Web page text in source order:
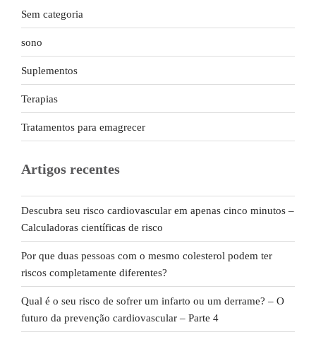
Sem categoria
sono
Suplementos
Terapias
Tratamentos para emagrecer
Artigos recentes
Descubra seu risco cardiovascular em apenas cinco minutos –
Calculadoras científicas de risco
Por que duas pessoas com o mesmo colesterol podem ter
riscos completamente diferentes?
Qual é o seu risco de sofrer um infarto ou um derrame? – O
futuro da prevenção cardiovascular – Parte 4